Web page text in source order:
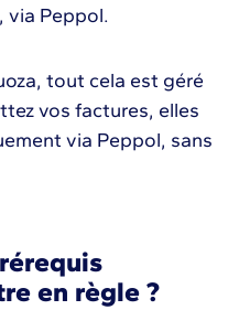
via Peppol.
tout cela est géré
vos factures, elles
via Peppol, sans
en règle ?